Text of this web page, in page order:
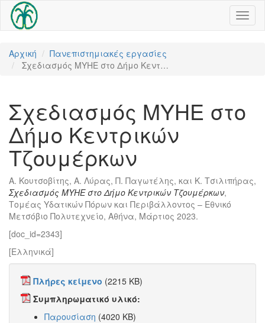
Αρχική
Πανεπιστημιακές εργασίες
Σχεδιασμός ΜΥΗΕ στο Δήμο Κεντ…
Σχεδιασμός ΜΥΗΕ στο
Δήμο Κεντρικών
Τζουμέρκων
Α. Κουτσοβίτης, Α. Λύρας, Π. Παγωτέλης, και Κ. Τσιλιπήρας,
Σχεδιασμός ΜΥΗΕ στο Δήμο Κεντρικών Τζουμέρκων,
Τομέας Υδατικών Πόρων και Περιβάλλοντος – Εθνικό
Μετσόβιο Πολυτεχνείο, Αθήνα, Μάρτιος 2023.
[doc_id=2343]
[Ελληνικά]
Πλήρες κείμενο (2215 KB)
Συμπληρωματικό υλικό:
Παρουσίαση (4020 KB)